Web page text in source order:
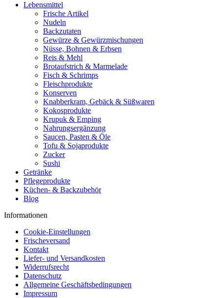
Lebensmittel
Frische Artikel
Nudeln
Backzutaten
Gewürze & Gewürzmischungen
Nüsse, Bohnen & Erbsen
Reis & Mehl
Brotaufstrich & Marmelade
Fisch & Schrimps
Fleischprodukte
Konserven
Knabberkram, Gebäck & Süßwaren
Kokosprodukte
Krupuk & Emping
Nahrungsergänzung
Saucen, Pasten & Öle
Tofu & Sojaprodukte
Zucker
Sushi
Getränke
Pflegeprodukte
Küchen- & Backzubehör
Blog
Informationen
Cookie-Einstellungen
Frischeversand
Kontakt
Liefer- und Versandkosten
Widerrufsrecht
Datenschutz
Allgemeine Geschäftsbedingungen
Impressum